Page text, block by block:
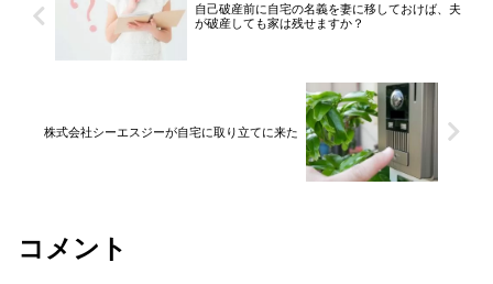
自己破産前に自宅の名義を妻に移しておけば、夫
が破産しても家は残せますか？
株式会社シーエスジーが自宅に取り立てに来た
コメント